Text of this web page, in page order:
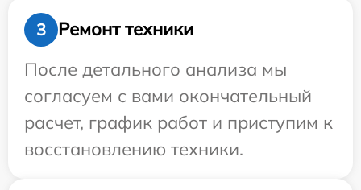
3
Ремонт техники
После детального анализа мы
согласуем с вами окончательный
расчет, график работ и приступим к
восстановлению техники.